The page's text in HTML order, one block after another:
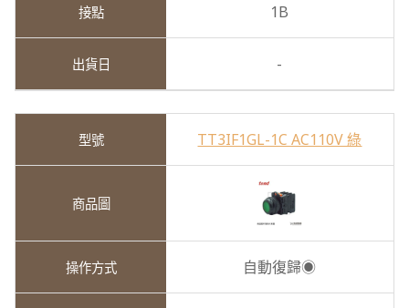
1B
-
TT3IF1GL-1C AC110V 綠
自動復歸◉